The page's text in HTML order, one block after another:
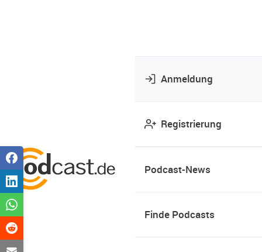
Anmeldung
Registrierung
Podcast-News
Finde Podcasts